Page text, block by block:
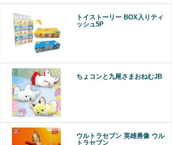
トイストーリー BOX入りティ
ッシュ5P
ちょコンと九尾さまおねむJB
ウルトラセブン 英雄勇像 ウル
トラセブン